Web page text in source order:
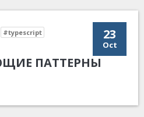
23
Oct
#typescript
ПАТТЕРНЫ